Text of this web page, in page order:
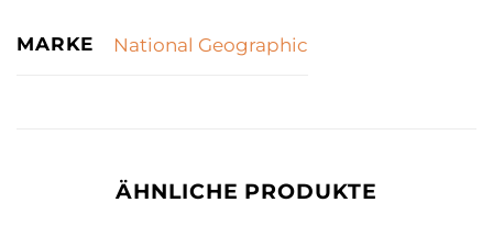
MARKE National Geographic
ÄHNLICHE PRODUKTE